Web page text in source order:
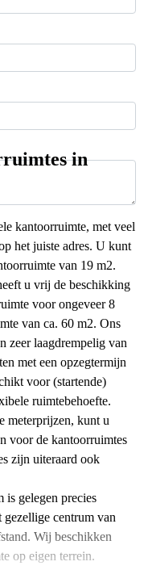
in
kantoorruimte, met veel
het juiste adres. U kunt
van 19 m2.
u vrij de beschikking
voor ongeveer 8
van ca. 60 m2. Ons
zeer laagdrempelig van
met een opzegtermijn
voor (startende)
ruimtebehoefte.
meterprijzen, kunt u
voor de kantoorruimtes
zijn uiteraard ook
is gelegen precies
gezellige centrum van
Wij beschikken
op eigen terrein.